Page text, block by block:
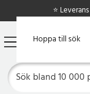
Hoppa till
Hoppa till sök
⭐